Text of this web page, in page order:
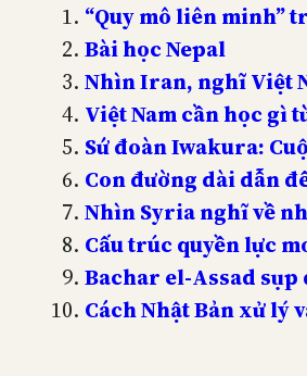
“Quy mô liên minh”
Bài học Nepal
Nhìn Iran, nghĩ Việt
Việt Nam cần học gì
Sứ đoàn Iwakura:
Con đường dài dẫn
Nhìn Syria nghĩ về
Cấu trúc quyền lực
Bachar el-Assad
Cách Nhật Bản xử lý